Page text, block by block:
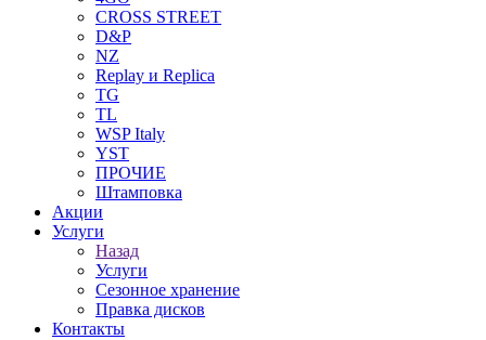
CROSS STREET
D&P
NZ
Replay и Replica
TG
TL
WSP Italy
YST
ПРОЧИЕ
Штамповка
Акции
Услуги
Назад
Услуги
Сезонное хранение
Правка дисков
Контакты